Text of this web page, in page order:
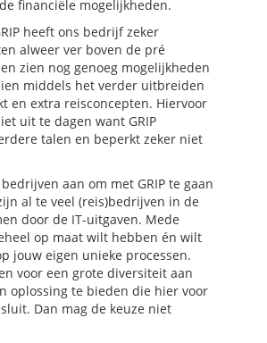
financiële mogelijkheden.
heeft ons bedrijf zeker
alweer ver boven de pré
zien nog genoeg mogelijkheden
middels het verder uitbreiden
en extra reisconcepten. Hiervoor
uit te dagen want GRIP
talen en beperkt zeker niet
aan om met GRIP te gaan
al te veel (reis)bedrijven in de
door de IT-uitgaven. Mede
op maat wilt hebben én wilt
jouw eigen unieke processen.
voor een grote diversiteit aan
oplossing te bieden die hier voor
Dan mag de keuze niet